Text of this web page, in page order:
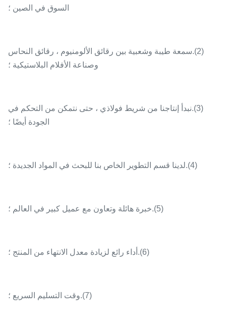
السوق في الصين ؛
(2).سمعة طيبة وشعبية بين رقائق الألومنيوم ، رقائق النحاس
وصناعة الأفلام البلاستيكية ؛
(3).نبدأ إنتاجنا من شريط فولاذي ، حتى نتمكن من التحكم في
الجودة أيضًا ؛
(4).لدينا قسم التطوير الخاص بنا للبحث في المواد الجديدة ؛
(5).خبرة هائلة وتعاون مع عميل كبير في العالم ؛
(6).أداء رائع لزيادة معدل الانتهاء من المنتج ؛
(7).وقت التسليم السريع ؛